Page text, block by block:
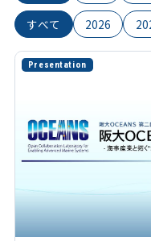
すべて 2026
Presentation